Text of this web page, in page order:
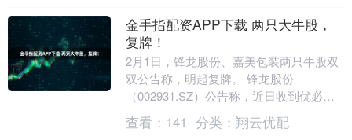
金手指配资APP下载 两只大牛股，
复牌！
2月1日，锋龙股份、嘉美包装两只牛股双
双公告称，明起复牌。 锋龙股份
（002931.SZ）公告称，近日收到优必选
关于本次交易的进一步承诺，承诺在收购
完成后36个....
查看： 141 分类： 翔云优配